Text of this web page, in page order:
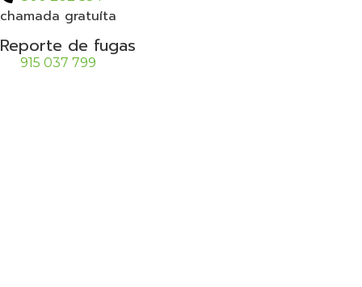
chamada gratuíta
Reporte de fugas
915 037 799